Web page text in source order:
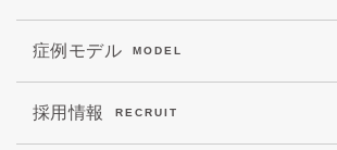
症例モデル MODEL
採用情報 RECRUIT